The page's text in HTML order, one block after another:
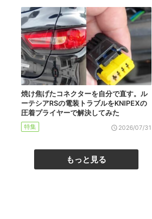
焼け焦げたコネクターを自分で直す。ル
ーテシアRSの電装トラブルをKNIPEXの
圧着プライヤーで解決してみた
特集 2026/07/31
もっと見る